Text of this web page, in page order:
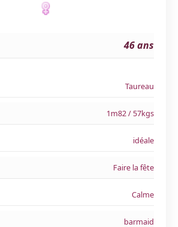
46 ans
Taureau
1m82 / 57kgs
idéale
Faire la fête
Calme
barmaid